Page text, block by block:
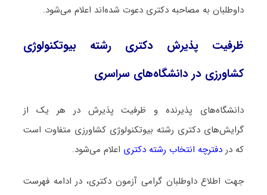
داوطلبان به مصاحبه دکتری دعوت شده‌اند اعلام می‌شود.
ظرفیت پذیرش دکتری رشته بیوتکنولوژی
ﻛﺸﺎورزی در دانشگاه‌های سراسری
دانشگاه‌های پذیرنده و ظرفیت پذیرش در هر یک از
گرایش‌های دکتری رشته بیوﺗﻜﻨﻮﻟﻮژی ﻛﺸﺎورزی متفاوت است
که در دفترچه انتخاب رشته دکتری اعلام می‌شود.
جهت اطلاع داوطلبان گرامی آزمون دکتری، در ادامه فهرست